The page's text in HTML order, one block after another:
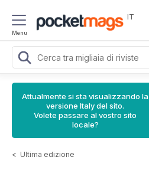
Menu
IT
Attualmente si sta visualizzando la
versione Italy del sito.
Volete passare al vostro sito
locale?
< Ultima edizione